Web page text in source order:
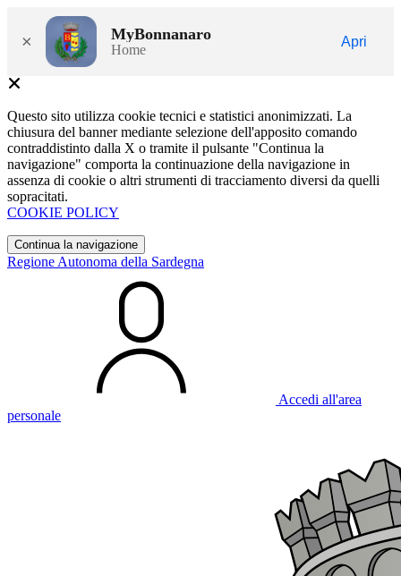
× MyBonnanaro
Home
Apri
Questo sito utilizza cookie tecnici e statistici anonimizzati. La
chiusura del banner mediante selezione dell'apposito comando
contraddistinto dalla X o tramite il pulsante "Continua la
navigazione" comporta la continuazione della navigazione in
assenza di cookie o altri strumenti di tracciamento diversi da quelli
sopracitati.
COOKIE POLICY
Continua la navigazione
Regione Autonoma della Sardegna
Accedi all'area
personale